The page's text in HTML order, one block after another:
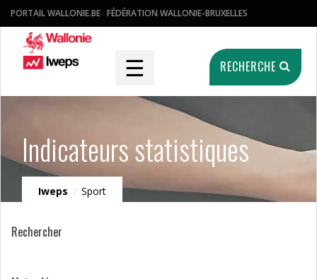
PORTAIL WALLONIE.BE FÉDÉRATION WALLONIE-BRUXELLES
☰ RECHERCHE
Indicateurs statistiques
Iweps / Sport
Rechercher